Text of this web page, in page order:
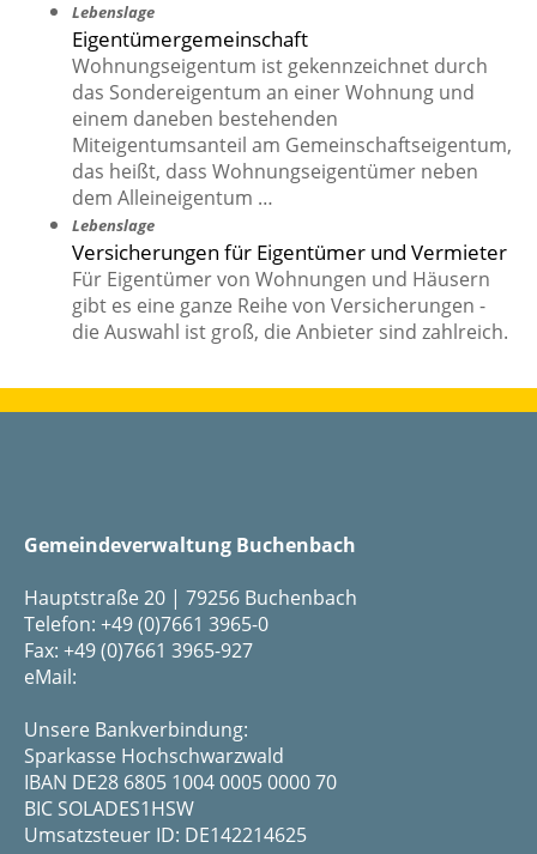
Lebenslage
Eigentümergemeinschaft
Wohnungseigentum ist gekennzeichnet durch
das Sondereigentum an einer Wohnung und
einem daneben bestehenden
Miteigentumsanteil am Gemeinschaftseigentum,
das heißt, dass Wohnungseigentümer neben
dem Alleineigentum …
Lebenslage
Versicherungen für Eigentümer und Vermieter
Für Eigentümer von Wohnungen und Häusern
gibt es eine ganze Reihe von Versicherungen -
die Auswahl ist groß, die Anbieter sind zahlreich.
Gemeindeverwaltung Buchenbach
Hauptstraße 20 | 79256 Buchenbach
Telefon: +49 (0)7661 3965-0
Fax: +49 (0)7661 3965-927
eMail:
Unsere Bankverbindung:
Sparkasse Hochschwarzwald
IBAN DE28 6805 1004 0005 0000 70
BIC SOLADES1HSW
Umsatzsteuer ID: DE142214625